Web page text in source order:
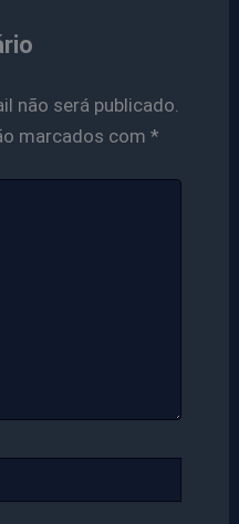
não será publicado.
marcados com *